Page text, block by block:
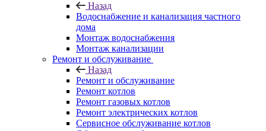
Назад
Водоснабжение и канализация частного
дома
Монтаж водоснабжения
Монтаж канализации
Ремонт и обслуживание
Назад
Ремонт и обслуживание
Ремонт котлов
Ремонт газовых котлов
Ремонт электрических котлов
Сервисное обслуживание котлов